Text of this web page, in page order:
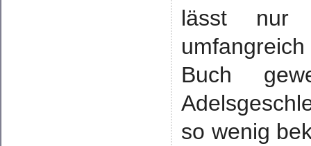
lässt nur
Buch
so wenig